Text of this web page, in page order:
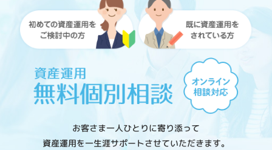
お客さま一人ひとりに寄り添って
資産運用を一生涯サポートさせていただきます。